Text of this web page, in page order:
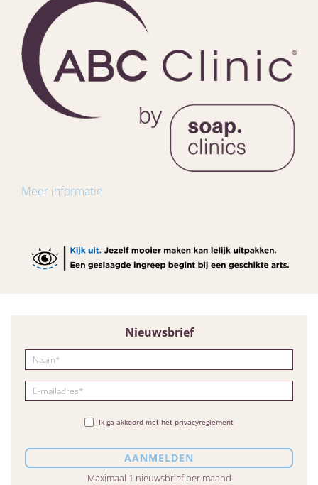
Meer informatie
Nieuwsbrief
Ik ga akkoord met het privacyreglement
Maximaal 1 nieuwsbrief per maand